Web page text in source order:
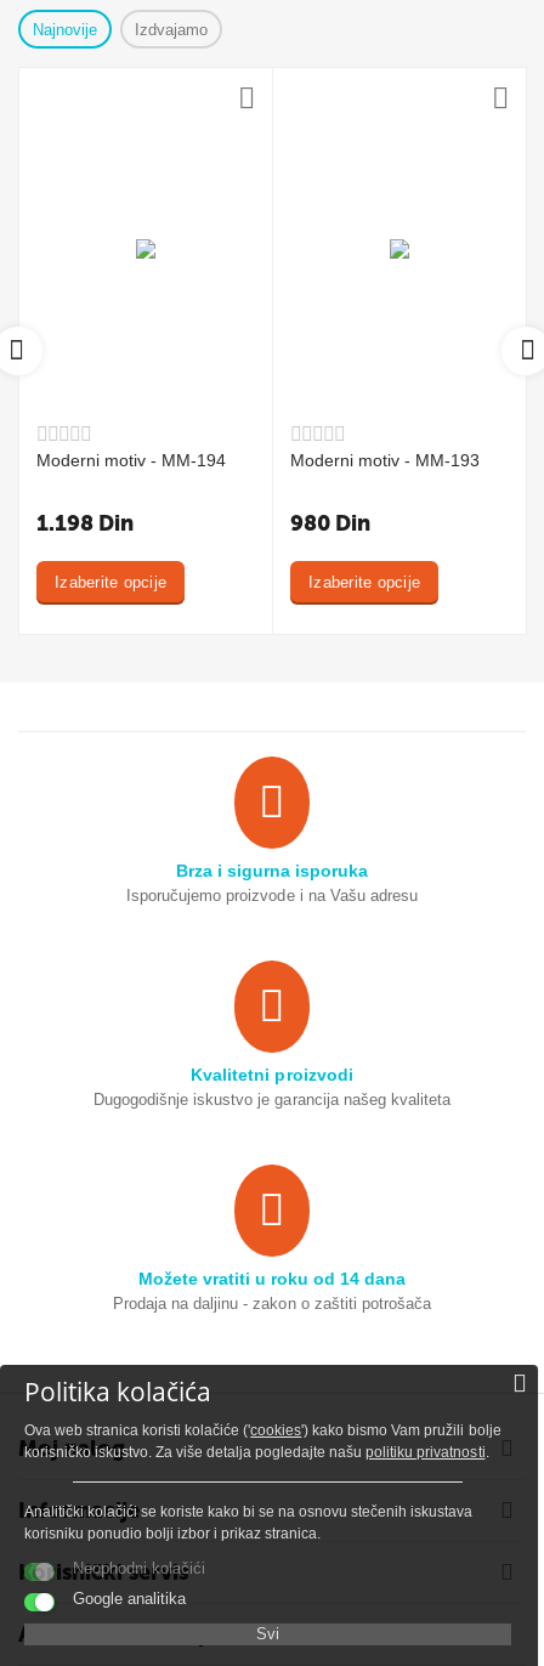
Najnovije Izdvajamo
Moderni motiv - MM-194
1.198 Din
Izaberite opcije
Moderni motiv - MM-193
980 Din
Izaberite opcije
Brza i sigurna isporuka
Isporučujemo proizvode i na Vašu adresu
Kvalitetni proizvodi
Dugogodišnje iskustvo je garancija našeg kvaliteta
Možete vratiti u roku od 14 dana
Prodaja na daljinu - zakon o zaštiti potrošača
Moj nalog
Informacije
Korisnički servis
Adresa i kontakt podaci
Politika kolačića
Ova web stranica koristi kolačiće ('cookies') kako bismo Vam pružili bolje
korisničko iskustvo. Za više detalja pogledajte našupolitiku privatnosti.
Analitički kolačići se koriste kako bi se na osnovu stečenih iskustava
korisniku ponudio bolji izbor i prikaz stranica.
Neophodni kolačići
Google analitika
Svi